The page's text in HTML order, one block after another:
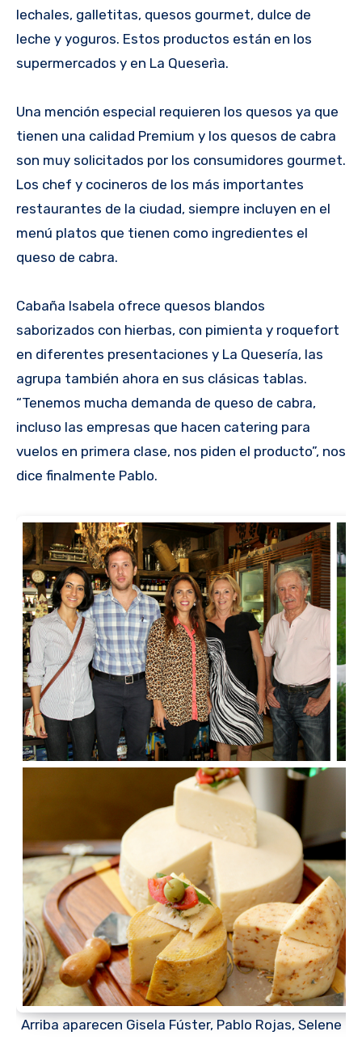
lechales, galletitas, quesos gourmet, dulce de
leche y yoguros. Estos productos están en los
supermercados y en La Queserìa.
Una mención especial requieren los quesos ya que
tienen una calidad Premium y los quesos de cabra
son muy solicitados por los consumidores gourmet.
Los chef y cocineros de los más importantes
restaurantes de la ciudad, siempre incluyen en el
menú platos que tienen como ingredientes el
queso de cabra.
Cabaña Isabela ofrece quesos blandos
saborizados con hierbas, con pimienta y roquefort
en diferentes presentaciones y La Quesería, las
agrupa también ahora en sus clásicas tablas.
“Tenemos mucha demanda de queso de cabra,
incluso las empresas que hacen catering para
vuelos en primera clase, nos piden el producto”, nos
dice finalmente Pablo.
Arriba aparecen Gisela Fúster, Pablo Rojas, Selene